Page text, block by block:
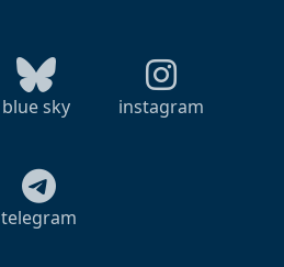
blue sky instagram
telegram